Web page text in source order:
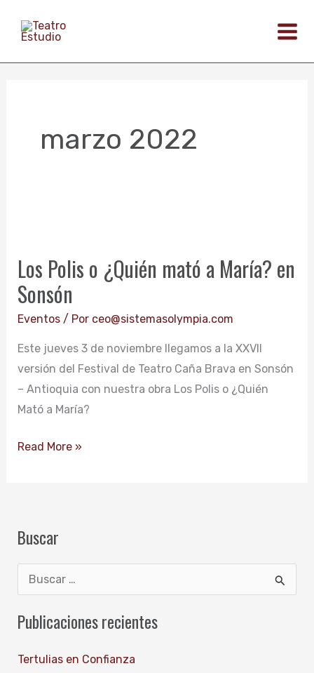
marzo 2022
Los Polis o ¿Quién mató a María? en
Sonsón
Eventos/ Por ceo@sistemasolympia.com
Este jueves 3 de noviembre llegamos a la XXVII
versión del Festival de Teatro Caña Brava en Sonsón
– Antioquia con nuestra obra Los Polis o ¿Quién
Mató a María?
¿Quién
María?
en
Sonsón
Read More »
Buscar
sPublicaciones recientes
Tertulias en Confianza